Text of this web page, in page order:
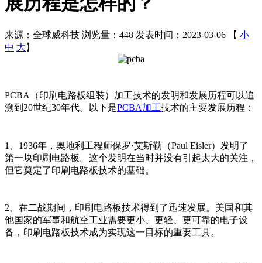
来源：全球威科技 浏览量：448 发表时间：2023-03-06 【 小
中 大 】
PCBA（印刷电路板组装）加工技术的发明和发展历程可以追
溯到20世纪30年代。以下是PCBA加工技术的主要发展历程：
1、1936年，奥地利工程师保罗·艾斯勒（Paul Eisler）发明了
第一块印刷电路板。这个发明在当时并没有引起太大的关注，
但它奠定了印刷电路板技术的基础。
2、在二战期间，印刷电路板技术得到了迅速发展。美国和其
他国家的军事和航空工业需要更小、更轻、更可靠的电子设
备，印刷电路板技术成为实现这一目标的重要工具。